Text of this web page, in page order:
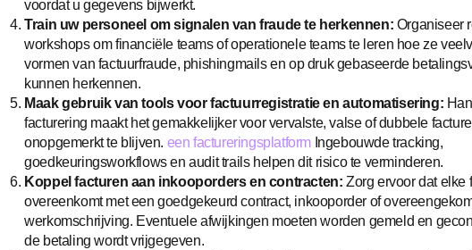
voordat u gegevens bijwerkt.
Train uw personeel om signalen van fraude te herkennen: Organiseer
workshops om financiële teams of operationele teams te leren hoe ze
vormen van factuurfraude, phishingmails en op druk gebaseerde
kunnen herkennen.
Maak gebruik van tools voor factuurregistratie en automatisering:
facturering maakt het gemakkelijker voor vervalste, valse of dubbele
onopgemerkt te blijven. een factureringsplatformIngebouwde tracking,
goedkeuringsworkflows en audit trails helpen dit risico te verminderen.
Koppel facturen aan inkooporders en contracten: Zorg ervoor dat elke
overeenkomt met een goedgekeurd contract, inkooporder of
werkomschrijving. Eventuele afwijkingen moeten worden gemeld en
de betaling wordt vrijgegeven.